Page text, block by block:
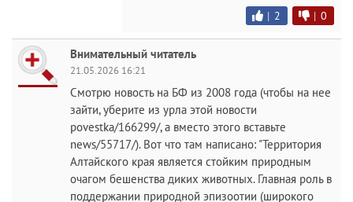
| 2 | 0
Внимательный читатель
21.05.2026 16:21
Смотрю новость на БФ из 2008 года (чтобы на нее
зайти, уберите из урла этой новости
povestka/166299/, а вместо этого вставьте
news/55717/). Вот что там написано: "Территория
Алтайского края является стойким природным
очагом бешенства диких животных. Главная роль в
поддержании природной эпизоотии (широкого